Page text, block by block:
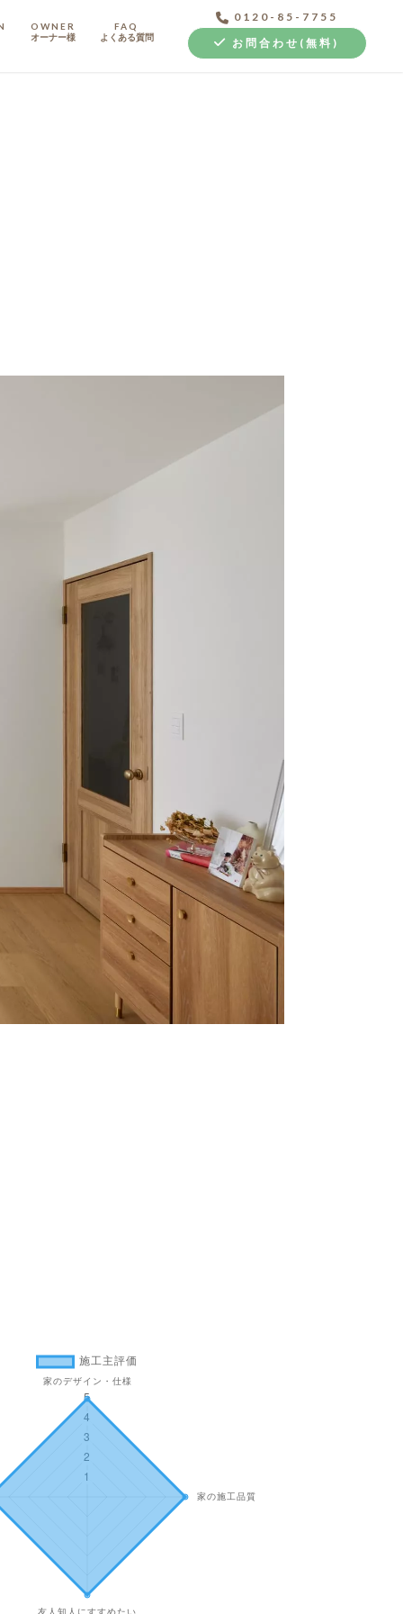
OWNER
オーナー様
FAQ
よくある質問
0120-85-7755
お問合わせ(無料)